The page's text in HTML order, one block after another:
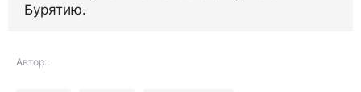
Бурятию.
Автор: